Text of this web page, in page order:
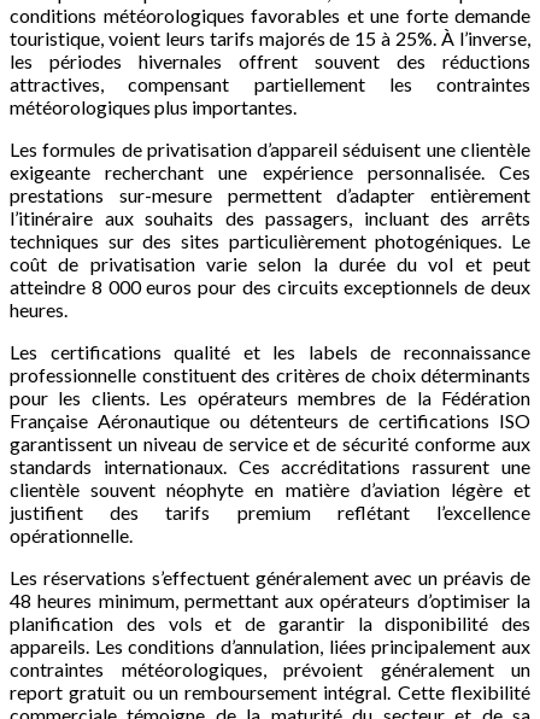
conditions météorologiques favorables et une forte demande
touristique, voient leurs tarifs majorés de 15 à 25%. À l’inverse,
les périodes hivernales offrent souvent des réductions
attractives, compensant partiellement les contraintes
météorologiques plus importantes.
Les formules de privatisation d’appareil séduisent une clientèle
exigeante recherchant une expérience personnalisée. Ces
prestations sur-mesure permettent d’adapter entièrement
l’itinéraire aux souhaits des passagers, incluant des arrêts
techniques sur des sites particulièrement photogéniques. Le
coût de privatisation varie selon la durée du vol et peut
atteindre 8 000 euros pour des circuits exceptionnels de deux
heures.
Les certifications qualité et les labels de reconnaissance
professionnelle constituent des critères de choix déterminants
pour les clients. Les opérateurs membres de la Fédération
Française Aéronautique ou détenteurs de certifications ISO
garantissent un niveau de service et de sécurité conforme aux
standards internationaux. Ces accréditations rassurent une
clientèle souvent néophyte en matière d’aviation légère et
justifient des tarifs premium reflétant l’excellence
opérationnelle.
Les réservations s’effectuent généralement avec un préavis de
48 heures minimum, permettant aux opérateurs d’optimiser la
planification des vols et de garantir la disponibilité des
appareils. Les conditions d’annulation, liées principalement aux
contraintes météorologiques, prévoient généralement un
report gratuit ou un remboursement intégral. Cette flexibilité